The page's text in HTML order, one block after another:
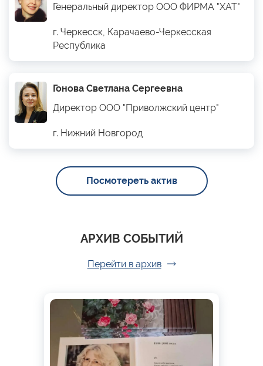
Генеральный директор ООО ФИРМА "ХАТ"
г. Черкесск, Карачаево-Черкесская
Республика
Гонова Светлана Сергеевна
Директор ООО "Приволжский центр"
г. Нижний Новгород
Посмотереть актив
АРХИВ СОБЫТИЙ
Перейти в архив